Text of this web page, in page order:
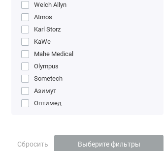
Welch Allyn
Atmos
Karl Storz
KaWe
Mahe Medical
Olympus
Sometech
Азимут
Оптимед
Сбросить Выберите фильтры